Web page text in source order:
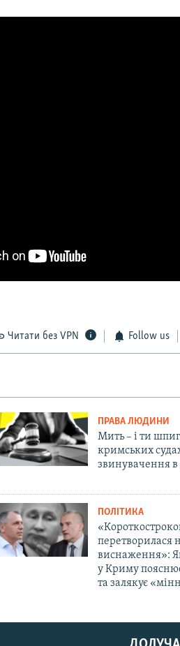
Читати без VPN Follow us
ПРАВА ЛЮДИНИ
Мить – і ти
кримських
звинувачення в
ПОЛІТИКА
перетворилася
виснаження»:
у Криму
та залякує